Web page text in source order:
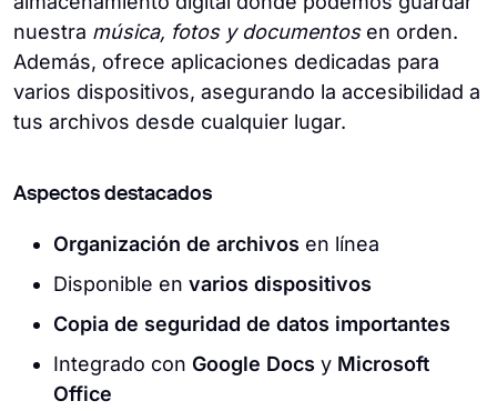
nuestra música, fotos y documentosen orden.
Además, ofrece aplicaciones dedicadas para
varios dispositivos, asegurando la accesibilidad a
tus archivos desde cualquier lugar.
Aspectos destacados
Organización de archivos en línea
Disponible en varios dispositivos
Copia de seguridad de datos importantes
Integrado con Google Docs y Microsoft
Office